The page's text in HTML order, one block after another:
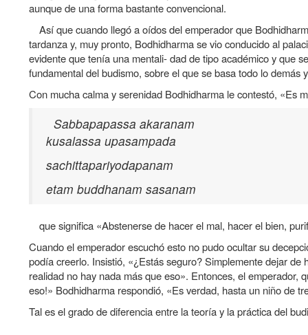
aunque de una forma bastante convencional.
​Así que cuando llegó a oídos del emperador que
tardanza y, muy pronto, Bodhidharma se vio conducido al
evidente que tenía una mentali- dad de tipo académico y que
fundamental del budismo, sobre el que se basa todo lo demás
Con mucha calma y serenidad Bodhidharma le contestó, «Es
Sabbapapassa akaranam
kusalassa upasampada
sachittapariyodapanam
etam buddhanam sasanam
​que significa «Abstenerse de hacer el mal, hacer el bien,
Cuando el emperador escuchó esto no pudo ocultar su
podía creerlo. Insistió, «¿Estás seguro? Simplemente dejar
realidad no hay nada más que eso». Entonces, el emperador,
eso!» Bodhidharma respondió, «Es verdad, hasta un niño de
Tal es el grado de diferencia entre la teoría y la práctica del